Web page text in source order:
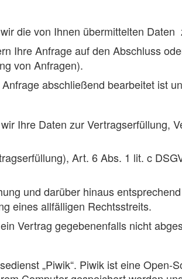
die von Ihnen übermittelten
Ihre Anfrage auf den Abschluss
von Anfragen).
abschließend bearbeitet ist
Ihre Daten zur Vertragserfüllung,
Art. 6 Abs. 1 lit. c
und darüber hinaus
eines allfälligen Rechtsstreits.
Vertrag gegebenenfalls nicht
„Piwik“. Piwik ist eine